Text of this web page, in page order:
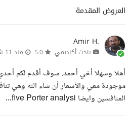
العروض المقدمة
Amir H.
باحث أكاديمي منذ 11 شهرا
أهلا وسهلا أخي أحمد. سوف أقدم لكم أحدي
موجودة معي والأسعار أن شاء الله وهي
المنافسين وايضا five Porter analysi...